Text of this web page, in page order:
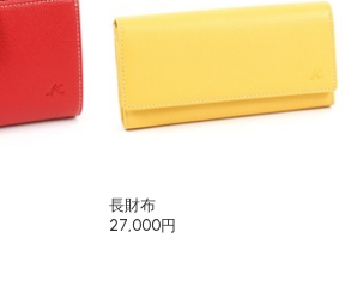
長財布
27,000円